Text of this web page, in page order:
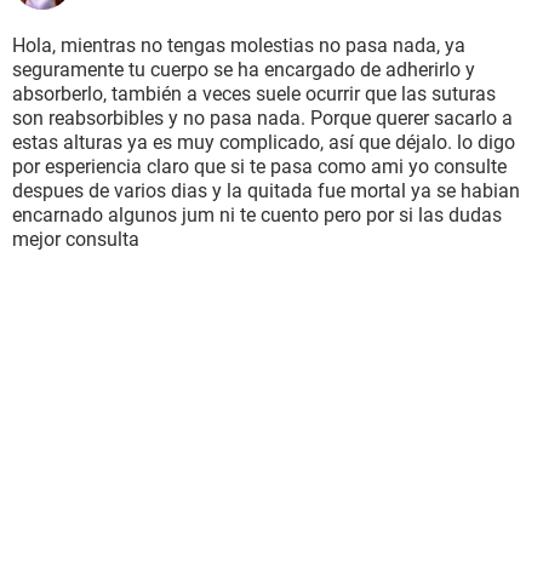
Hola, mientras no tengas molestias no pasa nada, ya
seguramente tu cuerpo se ha encargado de adherirlo y
absorberlo, también a veces suele ocurrir que las suturas
son reabsorbibles y no pasa nada. Porque querer sacarlo a
estas alturas ya es muy complicado, así que déjalo. lo digo
por esperiencia claro que si te pasa como ami yo consulte
despues de varios dias y la quitada fue mortal ya se habian
encarnado algunos jum ni te cuento pero por si las dudas
mejor consulta